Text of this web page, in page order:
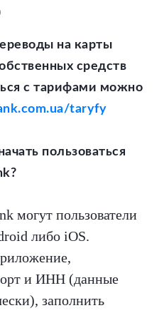
на карты
средств
с тарифами можно
taryfy
пользоваться
могут пользователи
либо iOS.
и ИНН (данные
заполнить